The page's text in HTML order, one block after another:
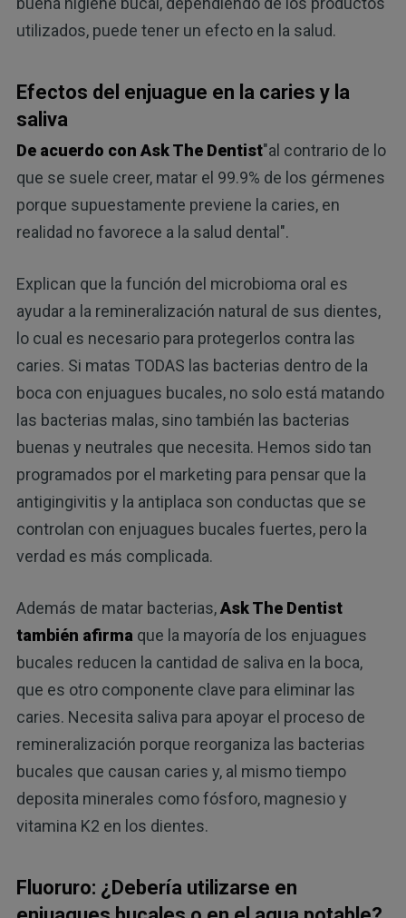
utilizados, puede tener un efecto en la salud.
Efectos del enjuague en la caries y la
saliva
De acuerdo con Ask The Dentist"al contrario de lo
que se suele creer, matar el 99.9% de los gérmenes
porque supuestamente previene la caries, en
realidad no favorece a la salud dental".
Explican que la función del microbioma oral es
ayudar a la remineralización natural de sus dientes,
lo cual es necesario para protegerlos contra las
caries. Si matas TODAS las bacterias dentro de la
boca con enjuagues bucales, no solo está matando
las bacterias malas, sino también las bacterias
buenas y neutrales que necesita. Hemos sido tan
programados por el marketing para pensar que la
antigingivitis y la antiplaca son conductas que se
controlan con enjuagues bucales fuertes, pero la
verdad es más complicada.
Además de matar bacterias,Ask The Dentist
también afirma que la mayoría de los enjuagues
bucales reducen la cantidad de saliva en la boca,
que es otro componente clave para eliminar las
caries. Necesita saliva para apoyar el proceso de
remineralización porque reorganiza las bacterias
bucales que causan caries y, al mismo tiempo
deposita minerales como fósforo, magnesio y
vitamina K2 en los dientes.
Fluoruro: ¿Debería utilizarse en